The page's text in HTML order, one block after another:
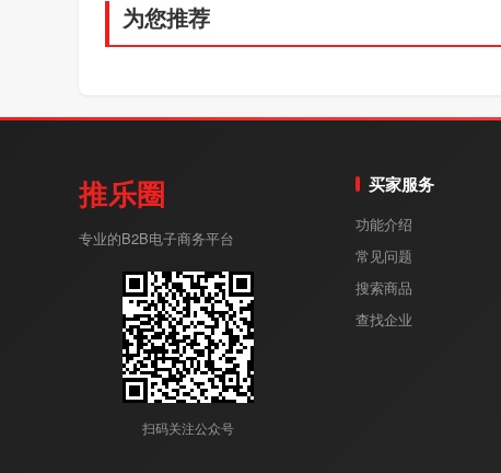
为您推荐
推乐圈
专业的B2B电子商务平台
扫码关注公众号
买家服务
功能介绍
常见问题
搜索商品
查找企业